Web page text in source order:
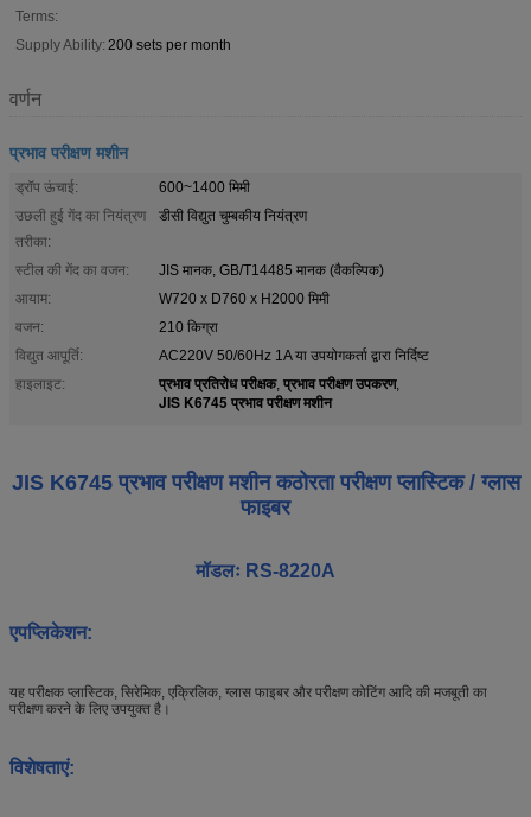
Terms:
Supply Ability: 200 sets per month
वर्णन
प्रभाव परीक्षण मशीन
ड्रॉप ऊंचाई:
600~1400 मिमी
उछली हुई गेंद का नियंत्रण
तरीका:
डीसी विद्युत चुम्बकीय नियंत्रण
स्टील की गेंद का वजन:
JIS मानक, GB/T14485 मानक (वैकल्पिक)
आयाम:
W720 x D760 x H2000 मिमी
वजन:
210 किग्रा
विद्युत आपूर्ति:
AC220V 50/60Hz 1A या उपयोगकर्ता द्वारा निर्दिष्ट
हाइलाइट:
प्रभाव प्रतिरोध परीक्षक, प्रभाव परीक्षण उपकरण,
JIS K6745 प्रभाव परीक्षण मशीन
JIS K6745 प्रभाव परीक्षण मशीन कठोरता परीक्षण प्लास्टिक / ग्लास
फाइबर
मॉडलः RS-8220A
एपप्लिकेशन:
यह परीक्षक प्लास्टिक, सिरेमिक, एक्रिलिक, ग्लास फाइबर और परीक्षण कोटिंग आदि की मजबूती का
परीक्षण करने के लिए उपयुक्त है।
विशेषताएं: